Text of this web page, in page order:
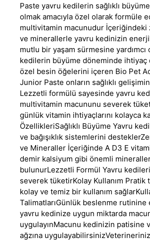
Paste yavru kedilerin sağlıklı
olmak amacıyla özel olarak formüle
multivitamin macunudur İçeriğindeki
ve minerallerle yavru kedinizin
mutlu bir yaşam sürmesine yardımcı
kedilerin büyüme döneminde ihtiyaç
özel besin öğelerini içeren Bio Pet
Junior Paste onların sağlıklı
Lezzetli formülü sayesinde yavru
multivitamin macununu severek
günlük vitamin ihtiyaçlarını kolayca
ÖzellikleriSağlıklı Büyüme Yavru
ve bağışıklık sistemlerini
ve Mineraller İçeriğinde A D3 E
demir kalsiyum gibi önemli
bulunurLezzetli Formül Yavru
severek tüketirKolay Kullanım Pratik
kolay ve temiz bir kullanım
TalimatlarıGünlük beslenme rutinine
yavru kedinize uygun miktarda
uygulayınMacunu kedinizin patisine
ağzına